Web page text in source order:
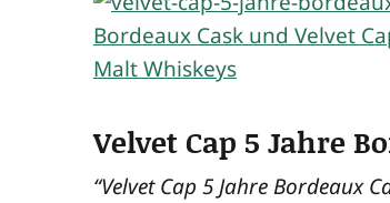
Velvet Cap 5 Jahre
“Vel­vet Cap 5 Jah­re Bor­deaux